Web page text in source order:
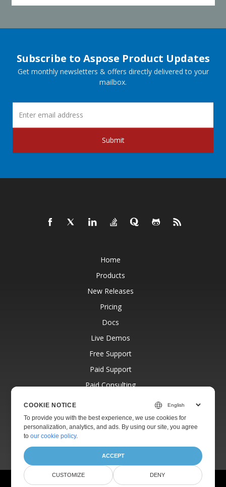
Subscribe to Aspose Product Updates
Get monthly newsletters & offers directly delivered to your
mailbox.
Submit
Home
Products
New Releases
Pricing
Docs
Live Demos
Free Support
Paid Support
Paid Consulting
Websites
About
© Aspose Pty Ltd 2001-2026.
COOKIE NOTICE
To provide you with the best experience, we use cookies for
personalization, analytics, and ads. By using our site, you agree
toour cookie policy.
ACCEPT
CUSTOMIZE DENY